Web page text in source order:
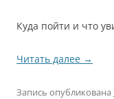
Куда пойти и что
Читать далее →
Запись опубликована